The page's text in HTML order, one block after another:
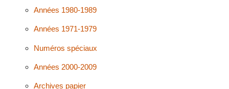
Années 1980-1989
Années 1971-1979
Numéros spéciaux
Années 2000-2009
Archives papier